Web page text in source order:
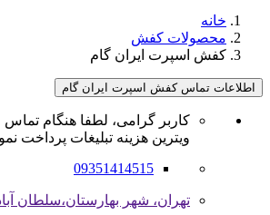
خانه
محصولات کفش
کفش اسپرت ایران گام
اطلاعات تماس کفش اسپرت ایران گام
کاربر گرامی، لطفا هنگام تماس
ویترین هزینه تبلیغات پرداخت
09351414515
تهران، شهر بهارستان،سلطان